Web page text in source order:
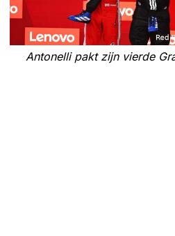
Antonelli pakt zijn vierde